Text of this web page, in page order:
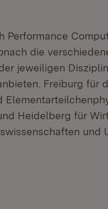
Performance
die
jeweiligen
Freiburg für
Heidelberg für
und